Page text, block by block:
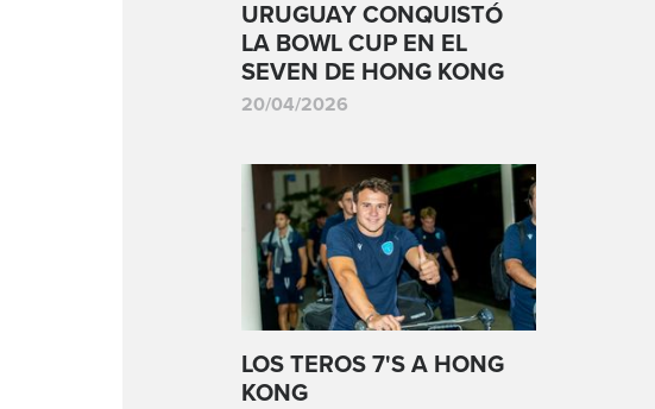
URUGUAY CONQUISTÓ
LA BOWL CUP EN EL
SEVEN DE HONG KONG
20/04/2026
LOS TEROS 7'S A HONG
KONG